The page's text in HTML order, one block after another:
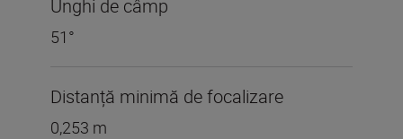
Unghi de câmp
51°
Distanță minimă de focalizare
0,253 m